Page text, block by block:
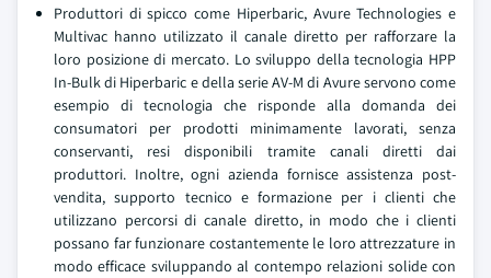
Produttori di spicco come Hiperbaric, Avure Technologies e
Multivac hanno utilizzato il canale diretto per rafforzare la
loro posizione di mercato. Lo sviluppo della tecnologia HPP
In-Bulk di Hiperbaric e della serie AV-M di Avure servono come
esempio di tecnologia che risponde alla domanda dei
consumatori per prodotti minimamente lavorati, senza
conservanti, resi disponibili tramite canali diretti dai
produttori. Inoltre, ogni azienda fornisce assistenza post-
vendita, supporto tecnico e formazione per i clienti che
utilizzano percorsi di canale diretto, in modo che i clienti
possano far funzionare costantemente le loro attrezzature in
modo efficace sviluppando al contempo relazioni solide con